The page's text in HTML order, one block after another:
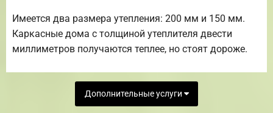
Имеется два размера утепления: 200 мм и 150 мм.
Каркасные дома с толщиной утеплителя двести
миллиметров получаются теплее, но стоят дороже.
Дополнительные услуги